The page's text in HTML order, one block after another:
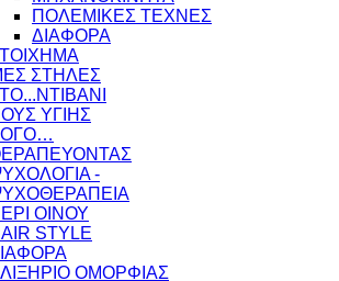
ΠΟΛΕΜΙΚΕΣ ΤΕΧΝΕΣ
ΔΙΑΦΟΡΑ
ΣΤΗΛΕΣ
ΥΓΙΗΣ
-
ΟΙΝΟΥ
STYLE
ΟΜΟΡΦΙΑΣ